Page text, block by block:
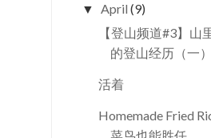
▼April(9)
【登山频道#3】山
的登山经历（一）
活着
Homemade Fried